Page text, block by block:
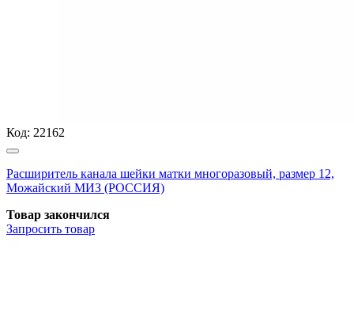
Код: 22162
Расширитель канала шейки матки многоразовый, размер 12,
Можайский МИЗ (РОССИЯ)
Товар закончился
Запросить товар